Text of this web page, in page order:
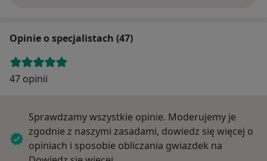
Opinie o specjalistach (47)
47 opinii
Sprawdzamy wszystkie opinie. Moderujemy je
zgodnie z naszymi zasadami, dowiedz się więcej o
opiniach i sposobie obliczania gwiazdek na